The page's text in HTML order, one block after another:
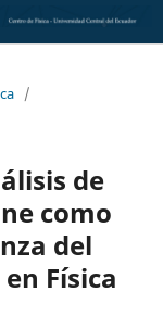
/
de
como
del
Física